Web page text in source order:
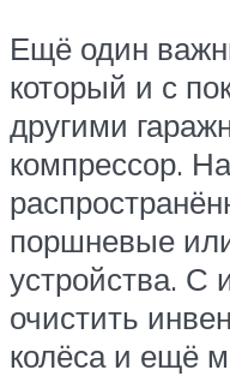
Ещё один
который и с
другими
компрессор.
поршневые
устройства.
очистить
колёса и ещё